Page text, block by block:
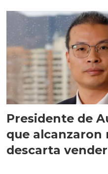
Presidente de
que alcanzaron
descarta